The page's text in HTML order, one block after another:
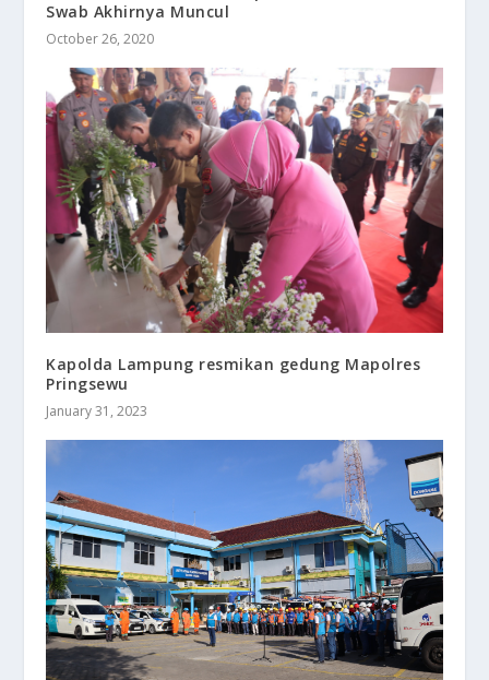
Swab Akhirnya Muncul
October 26, 2020
Kapolda Lampung resmikan gedung Mapolres
Pringsewu
January 31, 2023